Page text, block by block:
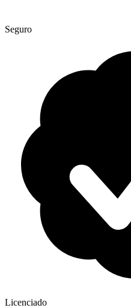
Seguro
Licenciado